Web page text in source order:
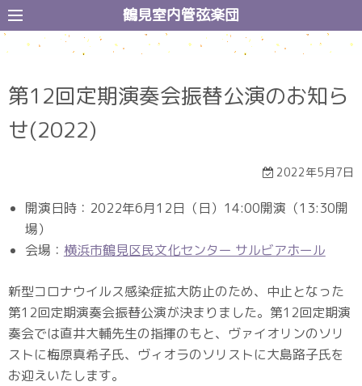
コ
ン
テ
ツ
鶴見室内管弦楽団
第12回定期演奏会振替公演のお知ら
せ(2022)
2022年5月7日
開演日時：2022年6月12日（日）14:00開演（13:30開
場）
会場： 横浜市鶴見区民文化センター サルビアホール
新型コロナウイルス感染症拡大防止のため、中止となった
第12回定期演奏会振替公演が決まりました。第12回定期演
奏会では直井大輔先生の指揮のもと、ヴァイオリンのソリ
ストに梅原真希子氏、ヴィオラのソリストに大島路子氏を
お迎えいたします。